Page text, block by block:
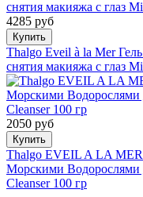
4285 руб
Купить
Thalgo Eveil à la Mer
снятия макияжа с глаз
2050 руб
Купить
Thalgo EVEIL A LA
Морскими Водорослями
Cleanser 100 гр